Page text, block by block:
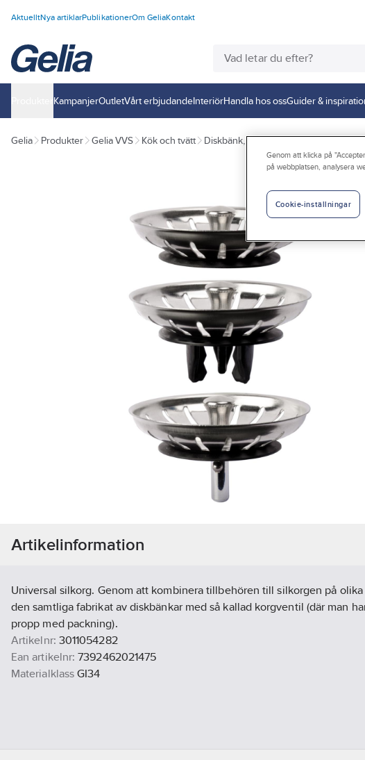
AktuelltNya artiklarPublikationerOm GeliaKontakt
KampanjerOutletVårt erbjudandeInteriörHandla hos ossGuider &
Gelia Produkter Gelia VVS Kök och tvätt Diskbänk, ho och minikök
Artikelinformation
Universal silkorg. Genom att kombinera tillbehören till silkorgen på olika
den samtliga fabrikat av diskbänkar med så kallad korgventil (där man
propp med packning).
Artikelnr: 3011054282
Ean artikelnr: 7392462021475
Materialklass GI34
Genom att klicka på
på webbplatsen, analysera
Cookie-inställningar